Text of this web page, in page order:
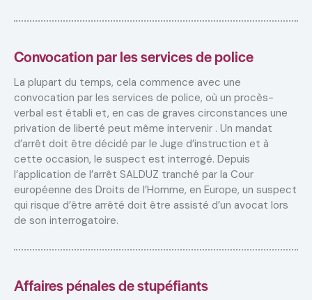
Convocation par les services de police
La plupart du temps, cela commence avec une
convocation par les services de police, où un procès-
verbal est établi et, en cas de graves circonstances une
privation de liberté peut même intervenir . Un mandat
d’arrêt doit être décidé par le Juge d’instruction et à
cette occasion, le suspect est interrogé. Depuis
l’application de l’arrêt SALDUZ tranché par la Cour
européenne des Droits de l’Homme, en Europe, un suspect
qui risque d’être arrêté doit être assisté d’un avocat lors
de son interrogatoire.
Affaires pénales de stupéfiants